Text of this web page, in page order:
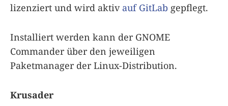
lizenziert und wird aktiv auf GitLab gepflegt.
Installiert werden kann der GNOME
Commander über den jeweiligen
Paketmanager der Linux-Distribution.
Krusader